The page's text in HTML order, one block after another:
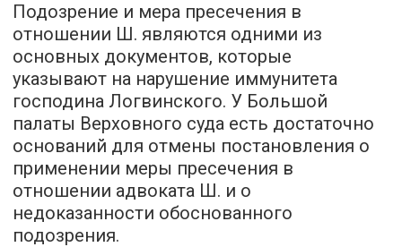
Подозрение и мера пресечения в
отношении Ш. являются одними из
основных документов, которые
указывают на нарушение иммунитета
господина Логвинского. У Большой
палаты Верховного суда есть достаточно
оснований для отмены постановления о
применении меры пресечения в
отношении адвоката Ш. и о
недоказанности обоснованного
подозрения.